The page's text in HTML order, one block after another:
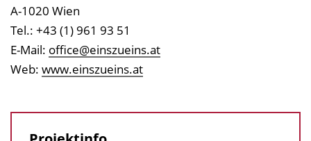
A-1020 Wien
Tel.: +43 (1) 961 93 51
E-Mail: office@einszueins.at
Web: www.einszueins.at